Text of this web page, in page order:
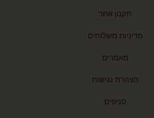
תקנון אתר
מדיניות משלוחים
מאמרים
הצהרת נגישות
סניפים